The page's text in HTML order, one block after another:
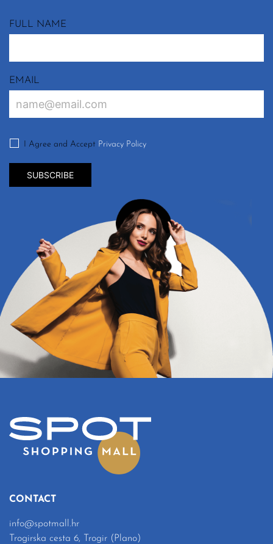
FULL NAME
EMAIL
I Agree and Accept Privacy Policy
SUBSCRIBE
CONTACT
info@spotmall.hr
Trogirska cesta 6, Trogir (Plano)